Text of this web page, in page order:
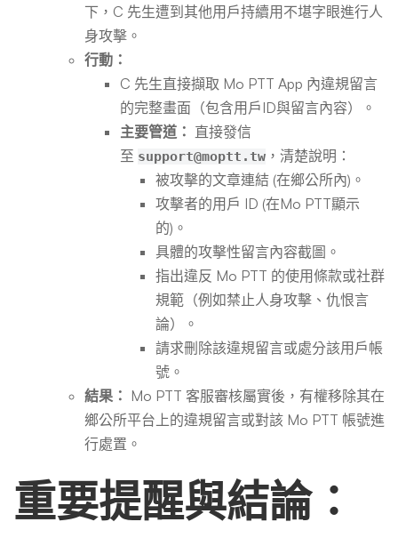
下，C 先生遭到其他用戶持續用不堪字眼進行人
身攻擊。
行動：
C 先生直接擷取 Mo PTT App 內違規留言
的完整畫面（包含用戶ID與留言內容）。
主要管道： 直接發信
至 support@moptt.tw ，清楚說明：
被攻擊的文章連結 (在鄉公所內)。
攻擊者的用戶 ID (在Mo PTT顯示
的)。
具體的攻擊性留言內容截圖。
指出違反 Mo PTT 的使用條款或社群
規範（例如禁止人身攻擊、仇恨言
論）。
請求刪除該違規留言或處分該用戶帳
號。
結果： Mo PTT 客服審核屬實後，有權移除其在
鄉公所平台上的違規留言或對該 Mo PTT 帳號進
行處置。
重要提醒與結論：